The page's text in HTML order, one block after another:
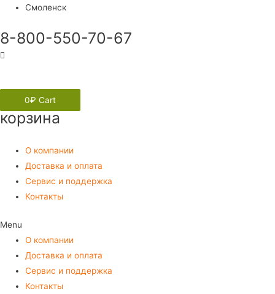
Смоленск
8-800-550-70-67
0₽ Cart
корзина
О компании
Доставка и оплата
Сервис и поддержка
Контакты
Menu
О компании
Доставка и оплата
Сервис и поддержка
Контакты